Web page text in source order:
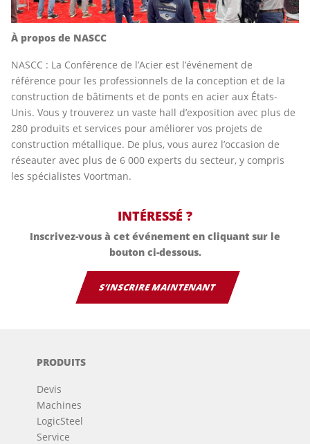
À propos de NASCC
NASCC : La Conférence de l’Acier est l’événement de
référence pour les professionnels de la conception et de la
construction de bâtiments et de ponts en acier aux États-
Unis. Vous y trouverez un vaste hall d’exposition avec plus de
280 produits et services pour améliorer vos projets de
construction métallique. De plus, vous aurez l’occasion de
réseauter avec plus de 6 000 experts du secteur, y compris
les spécialistes Voortman.
INTÉRESSÉ ?
Inscrivez-vous à cet événement en cliquant sur le
bouton ci-dessous.
S’INSCRIRE MAINTENANT
PRODUITS
Devis
Machines
LogicSteel
Service